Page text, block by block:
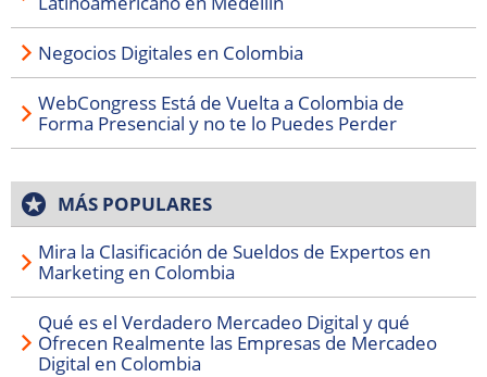
Negocios Digitales en Colombia
WebCongress Está de Vuelta a Colombia de
Forma Presencial y no te lo Puedes Perder
MÁS POPULARES
Mira la Clasificación de Sueldos de Expertos en
Marketing en Colombia
Qué es el Verdadero Mercadeo Digital y qué
Ofrecen Realmente las Empresas de Mercadeo
Digital en Colombia